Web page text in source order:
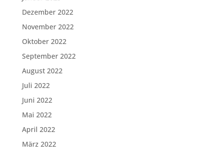
Dezember 2022
November 2022
Oktober 2022
September 2022
August 2022
Juli 2022
Juni 2022
Mai 2022
April 2022
März 2022